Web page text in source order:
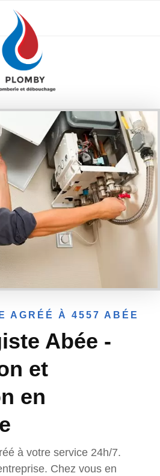
AGRÉÉ À 4557 ABÉE
Abée -
et
en
à votre service 24h/7.
Chez vous en